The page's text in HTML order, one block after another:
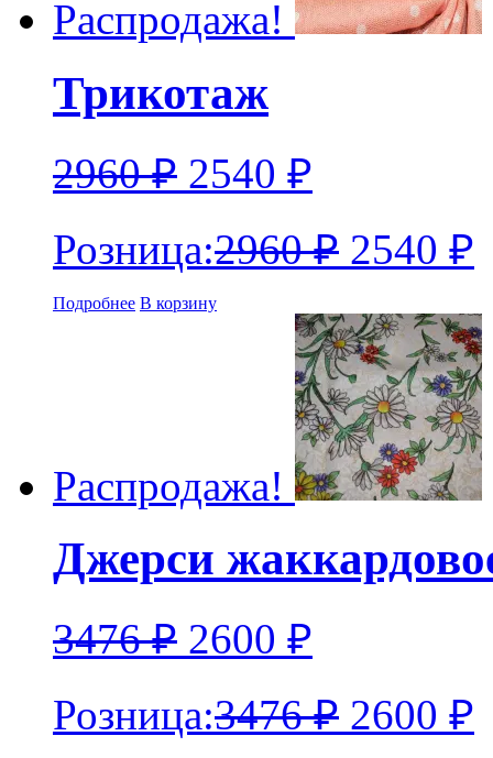
Распродажа!
Трикотаж
2960₽ 2540 ₽
Розница:2960₽ 2540 ₽
Подробнее В корзину
Распродажа!
Джерси
3476₽ 2600 ₽
Розница:3476₽ 2600 ₽